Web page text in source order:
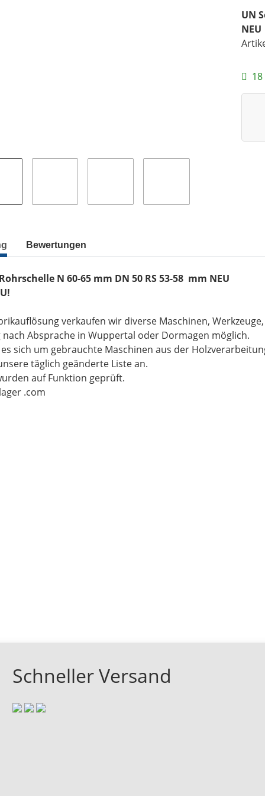
UN
NEU
Bewertungen
N 60-65 mm DN 50 RS 53-58 mm NEU
verkaufen wir diverse Maschinen,
nach Absprache in Wuppertal oder Dormagen möglich.
sich um gebrauchte Maschinen aus der
täglich geänderte Liste an.
auf Funktion geprüft.
.com
Schneller Versand